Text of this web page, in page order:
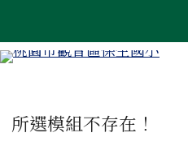
主內容區域
所選模組不存在！
頁尾區域